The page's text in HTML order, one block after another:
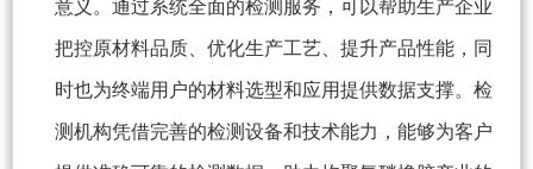
意义。通过系统全面的检测服务，可以帮助生产企业
把控原材料品质、优化生产工艺、提升产品性能，同
时也为终端用户的材料选型和应用提供数据支撑。检
测机构凭借完善的检测设备和技术能力，能够为客户